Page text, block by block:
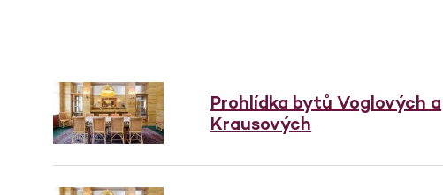
Prohlídka bytů Voglových a
Krausových